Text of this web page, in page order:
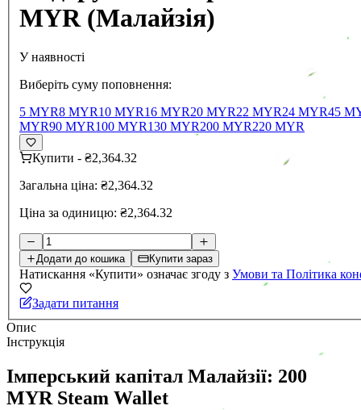
MYR (Малайзія)
У наявності
Виберіть суму поповнення:
5 MYR8 MYR10 MYR16 MYR20 MYR22 MYR24 MYR45
MYR90 MYR100 MYR130 MYR200 MYR220 MYR
Купити - ₴2,364.32
Загальна ціна: ₴2,364.32
Ціна за одиницю: ₴2,364.32
Додати до кошика Купити зараз
Натискання «Купити» означає згоду з Умови та Політика
Задати питання
Опис
Інструкція
Імперський капітал Малайзії: 200
MYR Steam Wallet